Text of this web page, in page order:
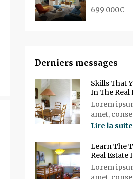
699 000€
Derniers messages
Skills That
In The Real
Lorem
amet,
Lire la suite
Learn The
Real Estate
Lorem